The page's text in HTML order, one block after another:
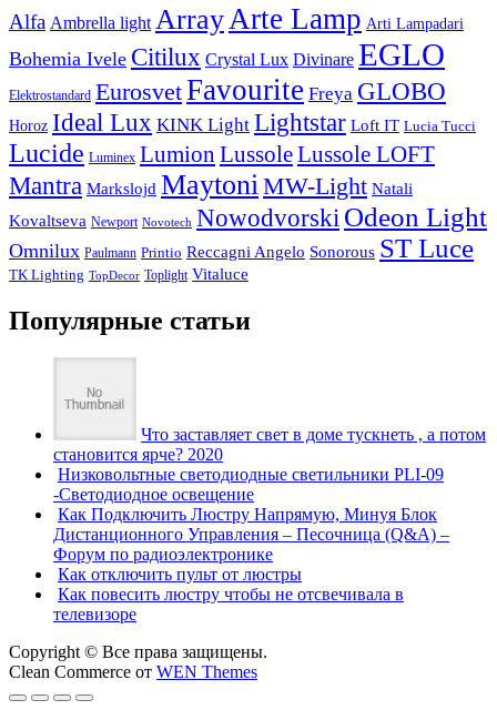
Alfa Ambrella light Array Arte Lamp Arti Lampadari
Bohemia Ivele Citilux Crystal Lux Divinare EGLO
Elektrostandard EurosvetFavourite Freya GLOBO
Horoz Ideal Lux KINK Light Lightstar Loft IT Lucia Tucci
Lucide Luminex Lumion LussoleLussole LOFT
Mantra Markslojd Maytoni MW-Light Natali
Kovaltseva Newport Novotech Nowodvorski Odeon Light
Omnilux Paulmann Printio Reccagni Angelo Sonorous ST Luce
TK Lighting TopDecor Toplight Vitaluce
Популярные статьи
Что заставляет свет в доме тускнеть , а потом
становится ярче? 2020
Низковольтные светодиодные светильники PLI-09
-Светодиодное освещение
Как Подключить Люстру Напрямую, Минуя Блок
Дистанционного Управления – Песочница (Q&A) –
Форум по радиоэлектронике
Как отключить пульт от люстры
Как повесить люстру чтобы не отсвечивала в
телевизоре
Copyright © Все права защищены.
Clean Commerce от WEN Themes